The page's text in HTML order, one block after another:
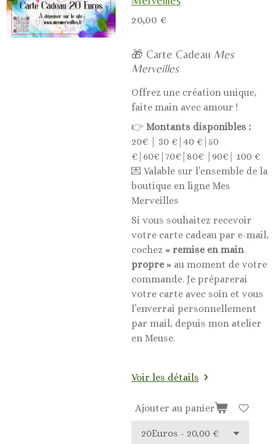
20,00 €
🎁 Carte Cadeau Mes
Merveilles
Offrez une création unique,
faite main avec amour !
👉 Montants disponibles :
20€ | 30 €|40 €|50
€|60€|70€|80€ |90€| 100 €
💌 Valable sur l’ensemble de la
boutique en ligne Mes
Merveilles
Si vous souhaitez recevoir
votre carte cadeau par e-mail,
cochez « remise en main
propre » au moment de votre
commande. Je préparerai
votre carte avec soin et vous
l’enverrai personnellement
par mail, depuis mon atelier
en Meuse.
Voir les détails
Ajouter au panier